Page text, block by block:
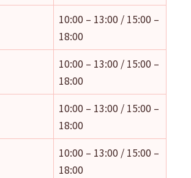
10:00 – 13:00 / 15:00 –
18:00
10:00 – 13:00 / 15:00 –
18:00
10:00 – 13:00 / 15:00 –
18:00
10:00 – 13:00 / 15:00 –
18:00